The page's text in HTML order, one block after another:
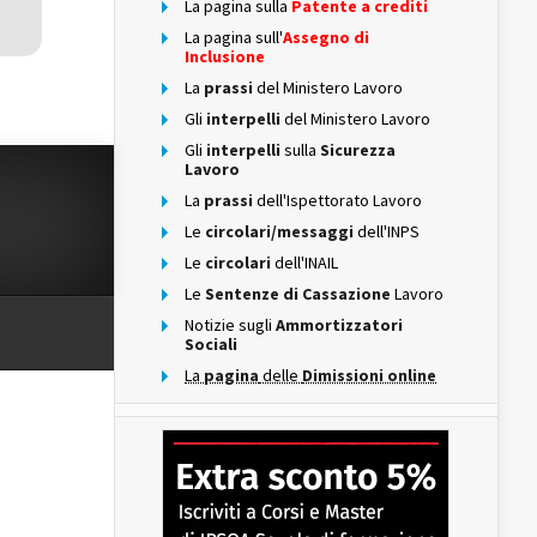
La pagina sulla Patente a crediti
La pagina sull'Assegno di
Inclusione
La prassi del Ministero Lavoro
Gli interpelli del Ministero Lavoro
Gli interpelli sulla Sicurezza
Lavoro
La prassi dell'Ispettorato Lavoro
Le circolari/messaggi dell'INPS
Le circolari dell'INAIL
Le Sentenze di Cassazione Lavoro
Notizie sugli Ammortizzatori
Sociali
La pagina delle Dimissioni online